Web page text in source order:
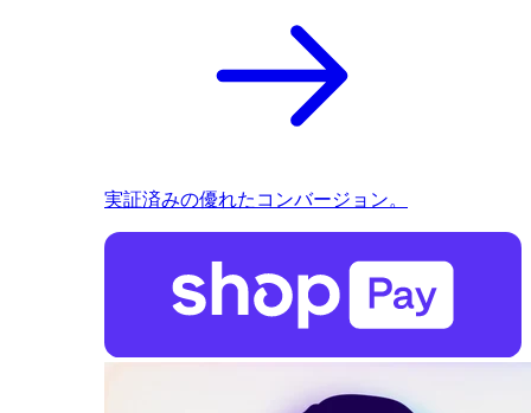
実証済みの優れたコンバージョン。